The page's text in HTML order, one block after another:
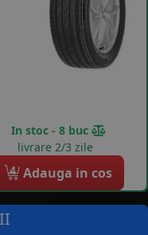
In stoc - 8 buc
livrare 2/3 zile
4 Adauga in cos